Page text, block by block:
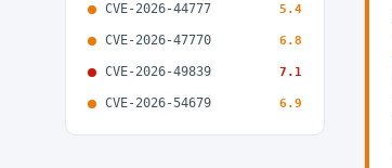
CVE-2026-44777 5.4
CVE-2026-47770 6.8
CVE-2026-49839 7.1
CVE-2026-54679 6.9